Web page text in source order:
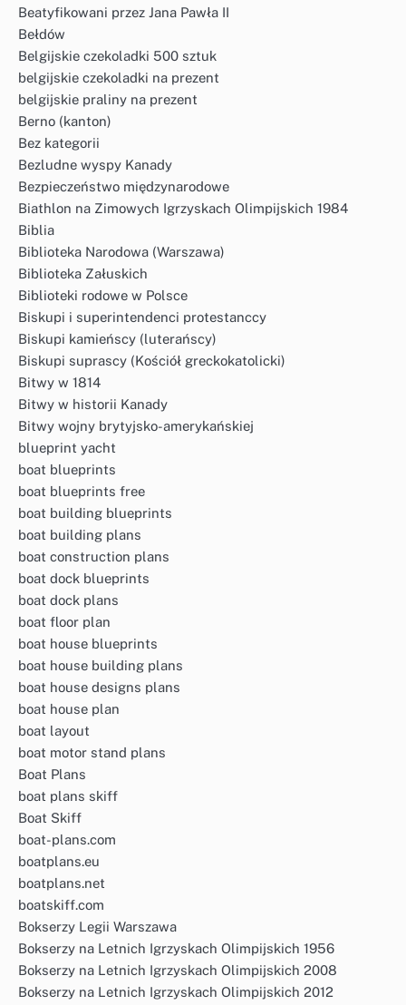
Beatyfikowani przez Jana Pawła II
Bełdów
Belgijskie czekoladki 500 sztuk
belgijskie czekoladki na prezent
belgijskie praliny na prezent
Berno (kanton)
Bez kategorii
Bezludne wyspy Kanady
Bezpieczeństwo międzynarodowe
Biathlon na Zimowych Igrzyskach Olimpijskich 1984
Biblia
Biblioteka Narodowa (Warszawa)
Biblioteka Załuskich
Biblioteki rodowe w Polsce
Biskupi i superintendenci protestanccy
Biskupi kamieńscy (luterańscy)
Biskupi suprascy (Kościół greckokatolicki)
Bitwy w 1814
Bitwy w historii Kanady
Bitwy wojny brytyjsko-amerykańskiej
blueprint yacht
boat blueprints
boat blueprints free
boat building blueprints
boat building plans
boat construction plans
boat dock blueprints
boat dock plans
boat floor plan
boat house blueprints
boat house building plans
boat house designs plans
boat house plan
boat layout
boat motor stand plans
Boat Plans
boat plans skiff
Boat Skiff
boat-plans.com
boatplans.eu
boatplans.net
boatskiff.com
Bokserzy Legii Warszawa
Bokserzy na Letnich Igrzyskach Olimpijskich 1956
Bokserzy na Letnich Igrzyskach Olimpijskich 2008
Bokserzy na Letnich Igrzyskach Olimpijskich 2012